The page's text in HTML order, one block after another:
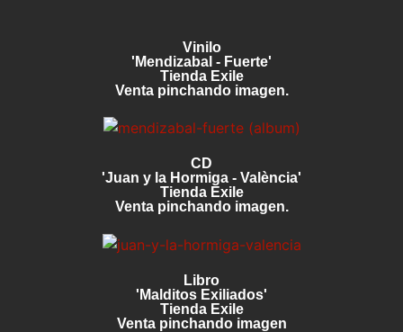
Vinilo
'Mendizabal - Fuerte'
Tienda Exile
Venta pinchando imagen.
CD
'Juan y la Hormiga - València'
Tienda Exile
Venta pinchando imagen.
Libro
'Malditos Exiliados'
Tienda Exile
Venta pinchando imagen